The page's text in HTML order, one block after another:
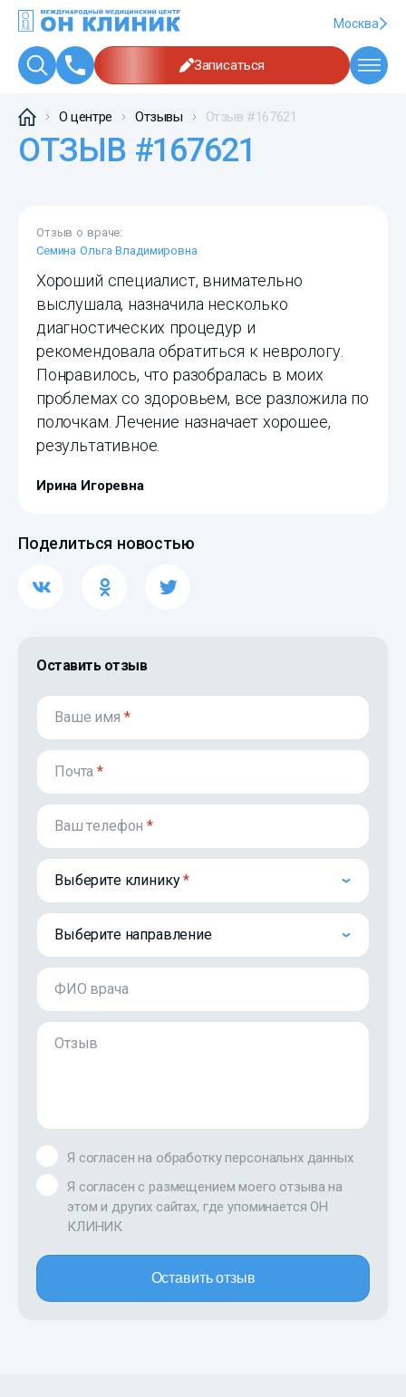
Москва
Записаться
О центре Отзывы Отзыв #167621
ОТЗЫВ #167621
Отзыв о враче:
Семина Ольга Владимировна
Хороший специалист, внимательно
выслушала, назначила несколько
диагностических процедур и
рекомендовала обратиться к неврологу.
Понравилось, что разобралась в моих
проблемах со здоровьем, все разложила по
полочкам. Лечение назначает хорошее,
результативное.
Ирина Игоревна
Поделиться новостью
Оставить отзыв
Ваше имя *
Почта*
Ваш телефон*
Выберите клинику
Выберите направление
ФИО врача
Отзыв
Я согласен на обработку персональнх данных
Я согласен с размещением моего отзыва на
этом и других сайтах, где упоминается ОН
КЛИНИК
Оставить отзыв